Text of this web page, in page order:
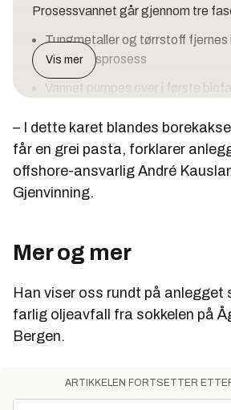
Prosessvannet går gjennom tre
Tungmetaller og tørrstoff fjernes
flotasjonsprosess
Vannet pumpes over i første
bakterier og kalk felles ut og
restene av det organiske
Deretter går vannet gjennom en
etterpoleringsprosess hvor
Nordisk Vannteknikk:
industrivann, for eksempel
vann, vaskevann, kjølevann og
Leverer bio-, kjemiske- og
Vis mer
– I dette karet blandes
får en grei pasta, forklarer
offshore-ansvarlig André
Gjenvinning.
Mer og mer
Han viser oss rundt på anlegget
farlig oljeavfall fra sokkelen på
Bergen.
ARTIKKELEN FORTSETTER